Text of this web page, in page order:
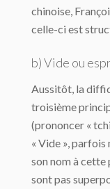
chinoise,
celle-ci est
b) Vide ou
Aussitôt, la
troisième
(prononcer «
« Vide », parfois
son nom à cette
sont pas